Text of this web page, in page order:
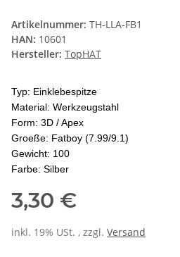
Artikelnummer: TH-LLA-FB1
HAN: 10601
Hersteller: TopHAT
Typ: Einklebespitze
Material: Werkzeugstahl
Form: 3D / Apex
Groeße: Fatboy (7.99/9.1)
Gewicht: 100
Farbe: Silber
3,30 €
inkl. 19% USt. , zzgl. Versand